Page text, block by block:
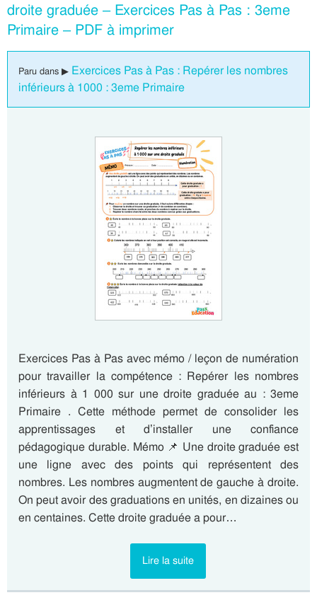
droite graduée – Exercices Pas à Pas : 3eme
Primaire – PDF à imprimer
Paru dans ▶ Exercices Pas à Pas : Repérer les nombres
inférieurs à 1000 : 3eme Primaire
Exercices Pas à Pas avec mémo / leçon de numération
pour travailler la compétence : Repérer les nombres
inférieurs à 1 000 sur une droite graduée au : 3eme
Primaire . Cette méthode permet de consolider les
apprentissages et d’installer une confiance
pédagogique durable. Mémo 📌 Une droite graduée est
une ligne avec des points qui représentent des
nombres. Les nombres augmentent de gauche à droite.
On peut avoir des graduations en unités, en dizaines ou
en centaines. Cette droite graduée a pour…
Lire la suite